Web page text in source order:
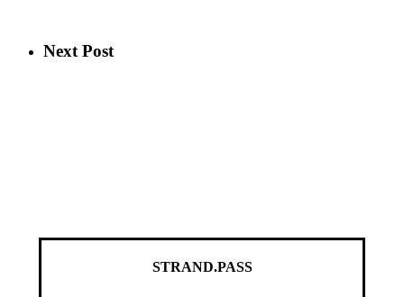
Next Post
STRAND.PASS